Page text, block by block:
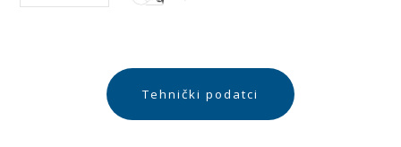
Tehnički podatci